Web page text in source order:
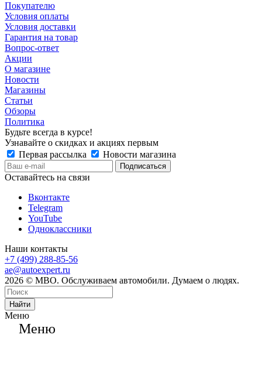
Покупателю
Условия оплаты
Условия доставки
Гарантия на товар
Вопрос-ответ
Акции
О магазине
Новости
Магазины
Статьи
Обзоры
Политика
Будьте всегда в курсе!
Узнавайте о скидках и акциях первым
Первая рассылка
Новости магазина
Оставайтесь на связи
Вконтакте
Telegram
YouTube
Одноклассники
Наши контакты
+7 (499) 288-85-56
ae@autoexpert.ru
2026 © МВО. Обслуживаем автомобили. Думаем о людях.
Найти
Меню
Меню